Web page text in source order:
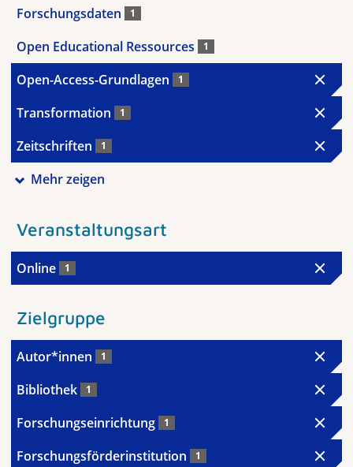
Forschungsdaten 1
Open Educational Ressources 1
Open-Access-Grundlagen 1
Transformation 1
Zeitschriften 1
Mehr zeigen
Veranstaltungsart
Online 1
Zielgruppe
Autor*innen 1
Bibliothek 1
Forschungseinrichtung 1
Forschungsförderinstitution 1